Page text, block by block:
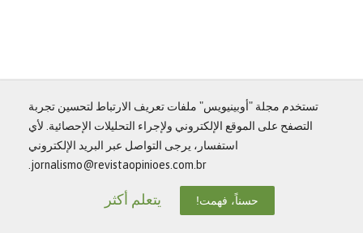
تستخدم مجلة "أوبينيويس" ملفات تعريف الارتباط لتحسين تجربة
التصفح على الموقع الإلكتروني ولإجراء التحليلات الإحصائية. لأي
استفسار، يرجى التواصل عبر البريد الإلكتروني
jornalismo@revistaopinioes.com.br.
يتعلم أكثر حسناً، فهمت!